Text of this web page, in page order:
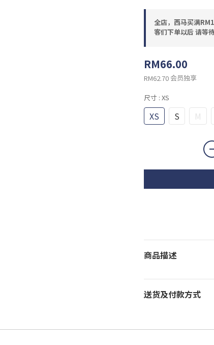
全店，西马买满
客们下单以后 请等
RM66.00
RM62.70 会员独享
尺寸 : XS
XS S M
商品描述
送货及付款方式